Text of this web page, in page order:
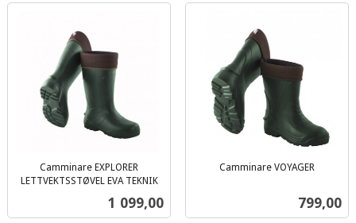
Camminare EXPLORER
LETTVEKTSSTØVEL EVA TEKNIK
Pris
1 099,00
Camminare VOYAGER
Pris
799,00